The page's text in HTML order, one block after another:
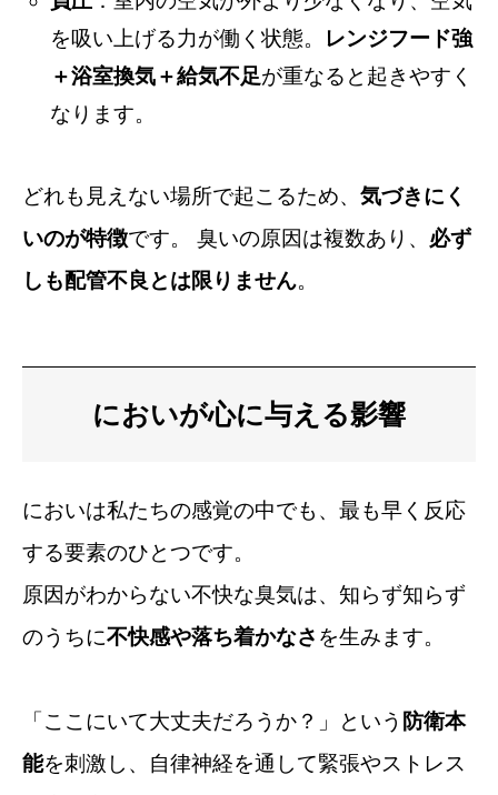
を吸い上げる力が働く状態。
レンジフード強
＋浴室換気＋給気不足が重なると起きやすく
なります。
どれも見えない場所で起こるため、 気づきにく
いのが特徴です。 臭いの原因は複数あり、 必ず
しも配管不良とは限りません。
においが心に与える影響
においは私たちの感覚の中でも、最も早く反応
する要素のひとつです。
原因がわからない不快な臭気は、知らず知らず
のうちに不快感や落ち着かなさ を生みます。
「ここにいて大丈夫だろうか？」という 防衛本
能を刺激し、自律神経を通して緊張やストレス